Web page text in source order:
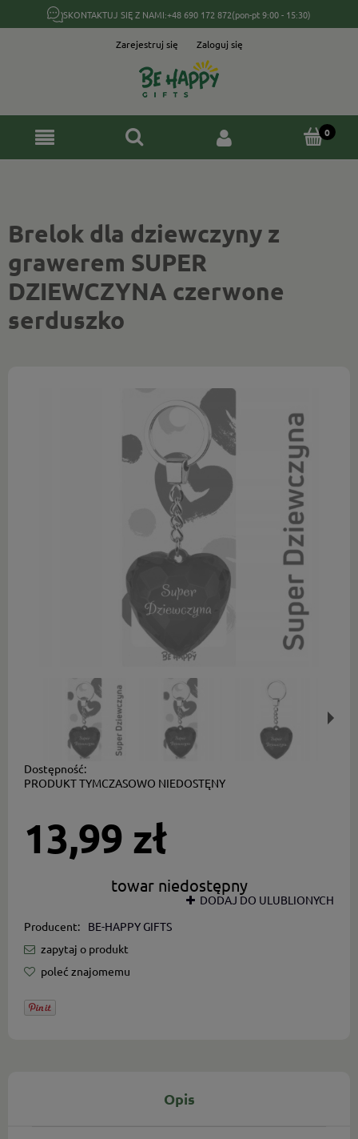
SKONTAKTUJ SIĘ Z NAMI:+48 690 172 872(pon-pt 9:00 - 15:30)
Zarejestruj się Zaloguj się
Brelok dla dziewczyny z
grawerem SUPER
DZIEWCZYNA czerwone
serduszko
Dostępność:
PRODUKT TYMCZASOWO NIEDOSTĘNY
13,99 zł
towar niedostępny
DODAJ DO ULUBLIONYCH
Producent:
BE-HAPPY GIFTS
zapytaj o produkt
poleć znajomemu
Opis